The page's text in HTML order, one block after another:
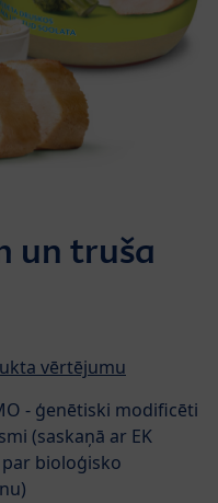
un truša
vērtējumu
- ģenētiski modificēti
(saskaņā ar EK
bioloģisko